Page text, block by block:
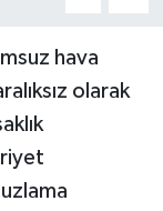
hava
olarak